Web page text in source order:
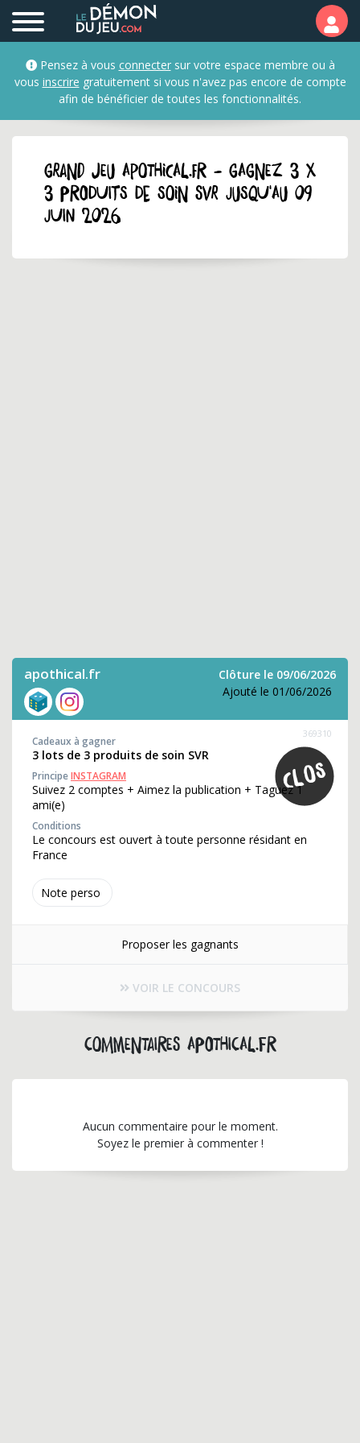
Pensez à vous connectersur votre espace membre ou à
vous inscrire gratuitement si vous n'avez pas encore de compte
afin de bénéficier de toutes les fonctionnalités.
GRAND JEU apothical.fr - Gagnez 3 x
3 produits de soin SVR jusqu'au 09
juin 2026
apothical.fr
Clôture le 09/06/2026
Ajouté le 01/06/2026
Note perso
369310
Cadeaux à gagner
3 lots de 3 produits de soin SVR
PrincipeINSTAGRAM
Suivez 2 comptes + Aimez la publication + Taguez 1
ami(e)
Conditions
Le concours est ouvert à toute personne résidant en
France
Proposer les gagnants
VOIR LE CONCOURS
Commentaires apothical.fr
Aucun commentaire pour le moment.
Soyez le premier à commenter !